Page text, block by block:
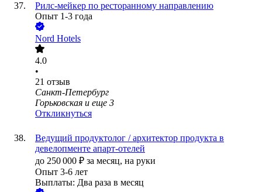
Рилс-мейкер по ресторанному направлению
Опыт 1-3 года
Nord Hotels
4.0
•
21 отзыв
Санкт-Петербург
Горьковская и еще 3
Откликнуться
Ведущий продуктолог / архитектор продукта в
девелопменте апарт-отелей
до 250 000 ₽ за месяц, на руки
Опыт 3-6 лет
Выплаты: Два раза в месяц